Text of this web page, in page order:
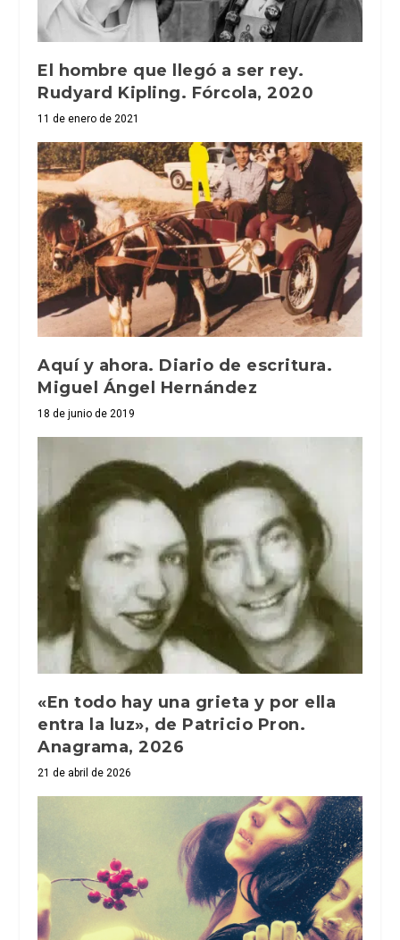
El hombre que llegó a ser rey.
Rudyard Kipling. Fórcola, 2020
11 de enero de 2021
Aquí y ahora. Diario de escritura.
Miguel Ángel Hernández
18 de junio de 2019
«En todo hay una grieta y por ella
entra la luz», de Patricio Pron.
Anagrama, 2026
21 de abril de 2026